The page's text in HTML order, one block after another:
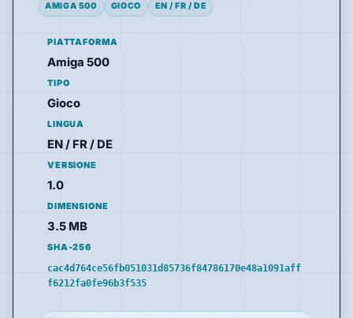
AMIGA 500 GIOCO EN / FR / DE
PIATTAFORMA
Amiga 500
TIPO
Gioco
LINGUA
EN / FR / DE
VERSIONE
1.0
DIMENSIONE
3.5 MB
SHA-256
cac4d764ce56fb051031d85736f84786170e48a1091aff
f6212fa0fe96b3f535